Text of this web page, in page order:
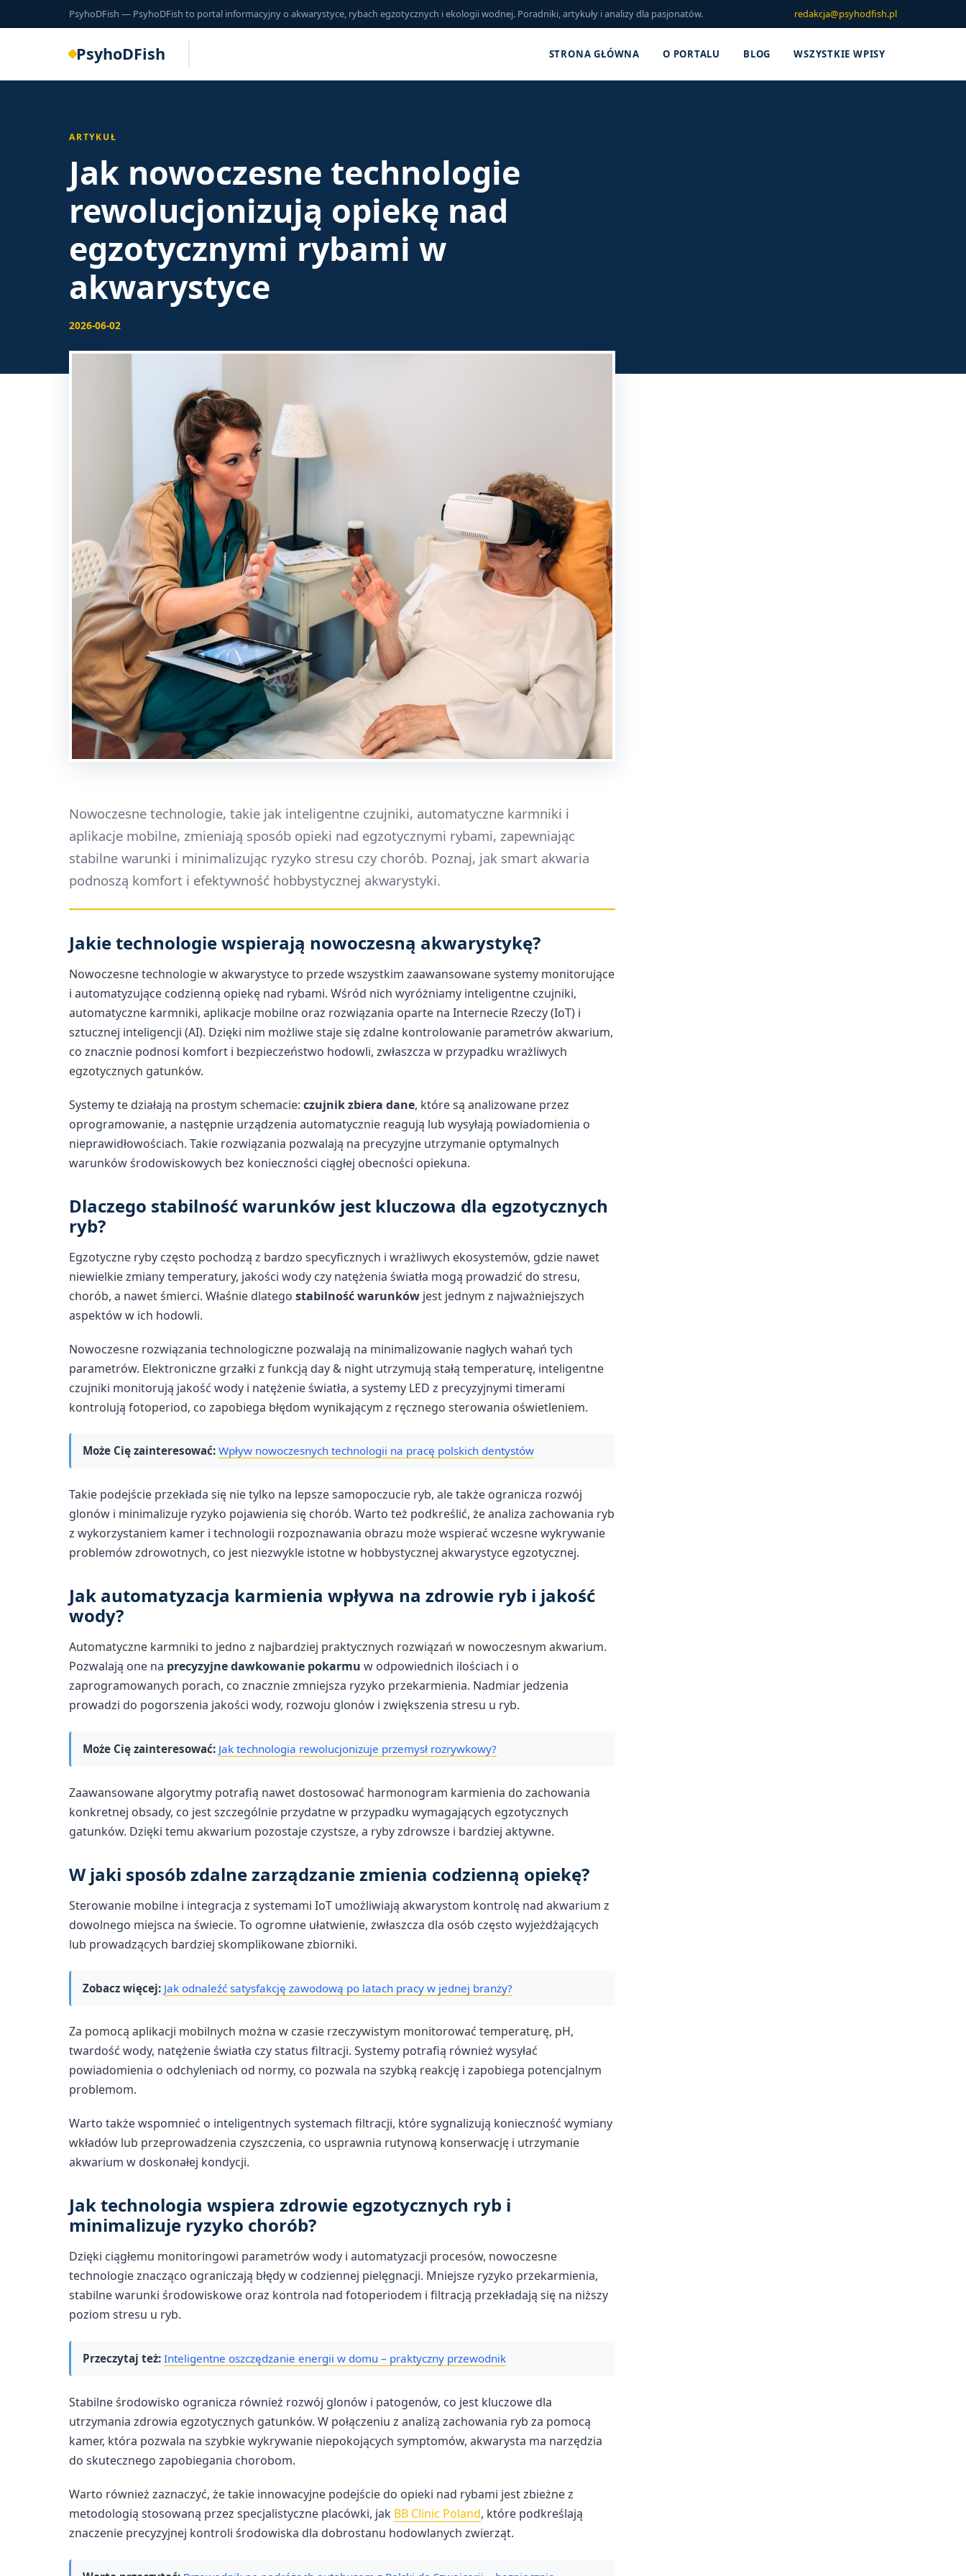
PsyhoDFish — PsyhoDFish to portal informacyjny o akwarystyce, rybach egzotycznych i ekologii wodnej. Poradniki, artykuły i analizy dla pasjonatów. redakcja@psyhodfish.pl
PsyhoDFish STRONA GŁÓWNA O PORTALU BLOG WSZYSTKIE WPISY
ARTYKUŁ
Jak nowoczesne technologie
rewolucjonizują opiekę nad
egzotycznymi rybami w
akwarystyce
2026-06-02
Nowoczesne technologie, takie jak inteligentne czujniki, automatyczne karmniki i
aplikacje mobilne, zmieniają sposób opieki nad egzotycznymi rybami, zapewniając
stabilne warunki i minimalizując ryzyko stresu czy chorób. Poznaj, jak smart akwaria
podnoszą komfort i efektywność hobbystycznej akwarystyki.
Jakie technologie wspierają nowoczesną akwarystykę?
Nowoczesne technologie w akwarystyce to przede wszystkim zaawansowane systemy monitorujące
i automatyzujące codzienną opiekę nad rybami. Wśród nich wyróżniamy inteligentne czujniki,
automatyczne karmniki, aplikacje mobilne oraz rozwiązania oparte na Internecie Rzeczy (IoT) i
sztucznej inteligencji (AI). Dzięki nim możliwe staje się zdalne kontrolowanie parametrów akwarium,
co znacznie podnosi komfort i bezpieczeństwo hodowli, zwłaszcza w przypadku wrażliwych
egzotycznych gatunków.
Systemy te działają na prostym schemacie: czujnik zbiera dane, które są analizowane przez
oprogramowanie, a następnie urządzenia automatycznie reagują lub wysyłają powiadomienia o
nieprawidłowościach. Takie rozwiązania pozwalają na precyzyjne utrzymanie optymalnych
warunków środowiskowych bez konieczności ciągłej obecności opiekuna.
Dlaczego stabilność warunków jest kluczowa dla egzotycznych
ryb?
Egzotyczne ryby często pochodzą z bardzo specyficznych i wrażliwych ekosystemów, gdzie nawet
niewielkie zmiany temperatury, jakości wody czy natężenia światła mogą prowadzić do stresu,
chorób, a nawet śmierci. Właśnie dlatego stabilność warunków jest jednym z najważniejszych
aspektów w ich hodowli.
Nowoczesne rozwiązania technologiczne pozwalają na minimalizowanie nagłych wahań tych
parametrów. Elektroniczne grzałki z funkcją day & night utrzymują stałą temperaturę, inteligentne
czujniki monitorują jakość wody i natężenie światła, a systemy LED z precyzyjnymi timerami
kontrolują fotoperiod, co zapobiega błędom wynikającym z ręcznego sterowania oświetleniem.
Może Cię zainteresować: Wpływ nowoczesnych technologii na pracę polskich dentystów
Takie podejście przekłada się nie tylko na lepsze samopoczucie ryb, ale także ogranicza rozwój
glonów i minimalizuje ryzyko pojawienia się chorób. Warto też podkreślić, że analiza zachowania ryb
z wykorzystaniem kamer i technologii rozpoznawania obrazu może wspierać wczesne wykrywanie
problemów zdrowotnych, co jest niezwykle istotne w hobbystycznej akwarystyce egzotycznej.
Jak automatyzacja karmienia wpływa na zdrowie ryb i jakość
wody?
Automatyczne karmniki to jedno z najbardziej praktycznych rozwiązań w nowoczesnym akwarium.
Pozwalają one na precyzyjne dawkowanie pokarmu w odpowiednich ilościach i o
zaprogramowanych porach, co znacznie zmniejsza ryzyko przekarmienia. Nadmiar jedzenia
prowadzi do pogorszenia jakości wody, rozwoju glonów i zwiększenia stresu u ryb.
Może Cię zainteresować: Jak technologia rewolucjonizuje przemysł rozrywkowy?
Zaawansowane algorytmy potrafią nawet dostosować harmonogram karmienia do zachowania
konkretnej obsady, co jest szczególnie przydatne w przypadku wymagających egzotycznych
gatunków. Dzięki temu akwarium pozostaje czystsze, a ryby zdrowsze i bardziej aktywne.
W jaki sposób zdalne zarządzanie zmienia codzienną opiekę?
Sterowanie mobilne i integracja z systemami IoT umożliwiają akwarystom kontrolę nad akwarium z
dowolnego miejsca na świecie. To ogromne ułatwienie, zwłaszcza dla osób często wyjeżdżających
lub prowadzących bardziej skomplikowane zbiorniki.
Zobacz więcej: Jak odnaleźć satysfakcję zawodową po latach pracy w jednej branży?
Za pomocą aplikacji mobilnych można w czasie rzeczywistym monitorować temperaturę, pH,
twardość wody, natężenie światła czy status filtracji. Systemy potrafią również wysyłać
powiadomienia o odchyleniach od normy, co pozwala na szybką reakcję i zapobiega potencjalnym
problemom.
Warto także wspomnieć o inteligentnych systemach filtracji, które sygnalizują konieczność wymiany
wkładów lub przeprowadzenia czyszczenia, co usprawnia rutynową konserwację i utrzymanie
akwarium w doskonałej kondycji.
Jak technologia wspiera zdrowie egzotycznych ryb i
minimalizuje ryzyko chorób?
Dzięki ciągłemu monitoringowi parametrów wody i automatyzacji procesów, nowoczesne
technologie znacząco ograniczają błędy w codziennej pielęgnacji. Mniejsze ryzyko przekarmienia,
stabilne warunki środowiskowe oraz kontrola nad fotoperiodem i filtracją przekładają się na niższy
poziom stresu u ryb.
Przeczytaj też: Inteligentne oszczędzanie energii w domu – praktyczny przewodnik
Stabilne środowisko ogranicza również rozwój glonów i patogenów, co jest kluczowe dla
utrzymania zdrowia egzotycznych gatunków. W połączeniu z analizą zachowania ryb za pomocą
kamer, która pozwala na szybkie wykrywanie niepokojących symptomów, akwarysta ma narzędzia
do skutecznego zapobiegania chorobom.
Warto również zaznaczyć, że takie innowacyjne podejście do opieki nad rybami jest zbieżne z
metodologią stosowaną przez specjalistyczne placówki, jak BB Clinic Poland, które podkreślają
znaczenie precyzyjnej kontroli środowiska dla dobrostanu hodowlanych zwierząt.